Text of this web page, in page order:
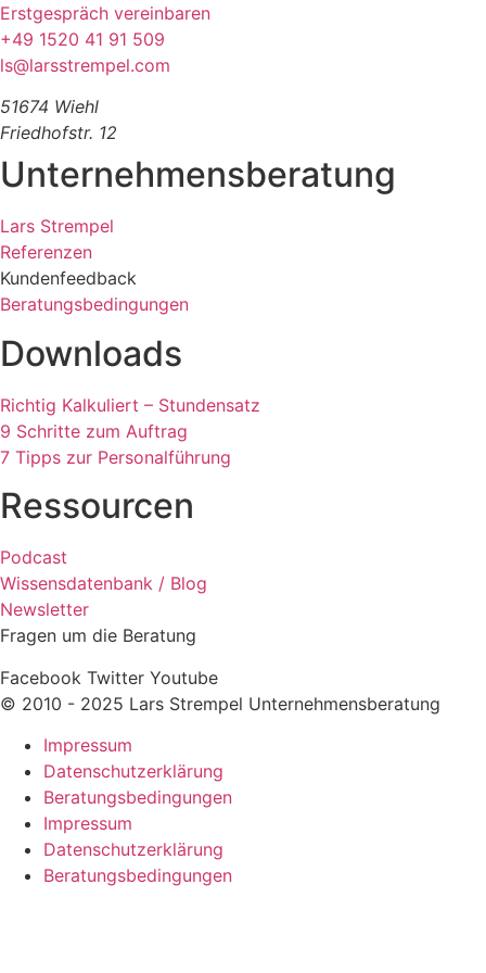
Erstgespräch vereinbaren
+49 1520 41 91 509
ls@larsstrempel.com
51674 Wiehl
Friedhofstr. 12
Unternehmensberatung
Lars Strempel
Referenzen
Kundenfeedback
Beratungsbedingungen
Downloads
Richtig Kalkuliert – Stundensatz
9 Schritte zum Auftrag
7 Tipps zur Personalführung
Ressourcen
Podcast
Wissensdatenbank / Blog
Newsletter
Fragen um die Beratung
Facebook Twitter Youtube
© 2010 - 2025 Lars Strempel Unternehmensberatung
Impressum
Datenschutzerklärung
Beratungsbedingungen
Impressum
Datenschutzerklärung
Beratungsbedingungen